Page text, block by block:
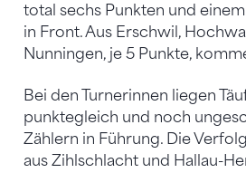
total sechs Punkten und
in Front. Aus Erschwil,
Nunningen, je 5 Punkte,
Bei den Turnerinnen liegen
punktegleich und noch
Zählern in Führung. Die
aus Zihlschlacht und Hallau-